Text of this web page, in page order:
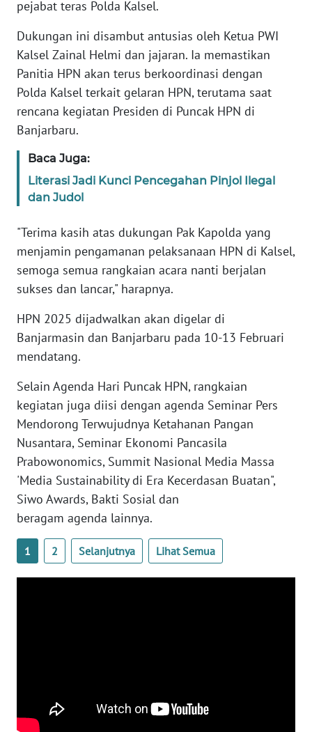
pejabat teras Polda Kalsel.
Dukungan ini disambut antusias oleh Ketua PWI
Kalsel Zainal Helmi dan jajaran. Ia memastikan
Panitia HPN akan terus berkoordinasi dengan
Polda Kalsel terkait gelaran HPN, terutama saat
rencana kegiatan Presiden di Puncak HPN di
Banjarbaru.
Baca Juga:
Literasi Jadi Kunci Pencegahan Pinjol Ilegal
dan Judol
"Terima kasih atas dukungan Pak Kapolda yang
menjamin pengamanan pelaksanaan HPN di Kalsel,
semoga semua rangkaian acara nanti berjalan
sukses dan lancar," harapnya.
HPN 2025 dijadwalkan akan digelar di
Banjarmasin dan Banjarbaru pada 10-13 Februari
mendatang.
Selain Agenda Hari Puncak HPN, rangkaian
kegiatan juga diisi dengan agenda Seminar Pers
Mendorong Terwujudnya Ketahanan Pangan
Nusantara, Seminar Ekonomi Pancasila
Prabowonomics, Summit Nasional Media Massa
'Media Sustainability di Era Kecerdasan Buatan",
Siwo Awards, Bakti Sosial dan
beragam agenda lainnya.
1 2 Selanjutnya Lihat Semua
WN
JAKARTA
WN
JABAR
BANTEN
NTT
WN
KEPRI
WN
PAPUA
PAPUA
BARAT
WN
RIAU
SERAMBI
WN
JAMBI
SULTENG